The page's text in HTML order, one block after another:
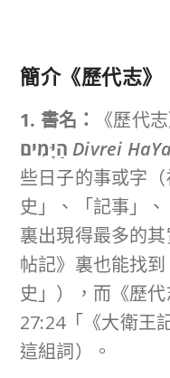
簡介《歷代志》
1. 書名： 《歷代
הַיָּמִים Divrei
些日子的事或字
史」、「記事」
裏出現得最多的
帖記》裏也能找
史」），而《歷
27:24「《大衛王
這組詞）。